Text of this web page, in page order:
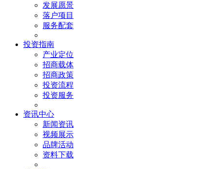
发展愿景
落户项目
服务配套
投资指南
产业定位
招商载体
招商政策
投资流程
投资服务
资讯中心
新闻资讯
视频展示
品牌活动
资料下载